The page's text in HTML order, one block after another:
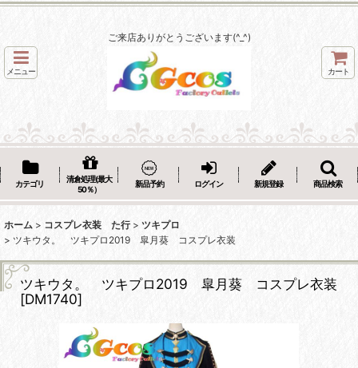
ご来店ありがとうございます(^_^)
メニュー カート
カテゴリ
清倉処理(最大
50％）
新品予約 ログイン 新規登録 商品検索
ホーム > コスプレ衣装 た行 > ツキプロ
> ツキウタ。 ツキプロ2019 皐月葵 コスプレ衣装
ツキウタ。 ツキプロ2019 皐月葵 コスプレ衣装
[DM1740]